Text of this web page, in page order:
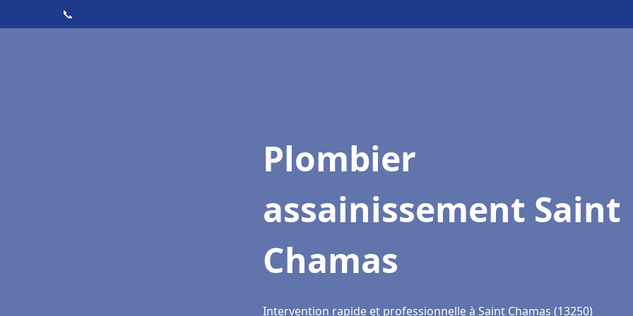
📞
Plombier
assainissement Saint
Chamas
Intervention rapide et professionnelle à Saint Chamas (13250)